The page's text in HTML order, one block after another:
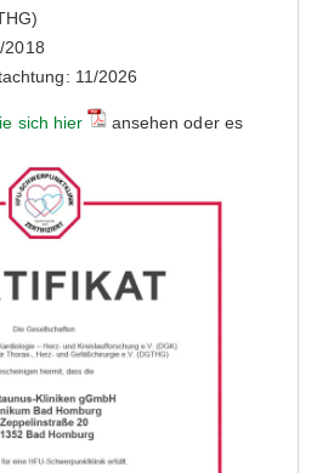
2018
11/2026
sich hier
ansehen oder es